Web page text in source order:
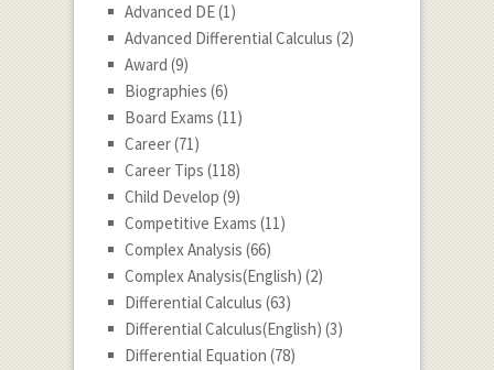
Advanced DE(1)
Advanced Differential Calculus (2)
Award (9)
Biographies (6)
Board Exams (11)
Career(71)
Career Tips (118)
Child Develop (9)
Competitive Exams (11)
Complex Analysis (66)
Complex Analysis(English) (2)
Differential Calculus (63)
Differential Calculus(English) (3)
Differential Equation (78)